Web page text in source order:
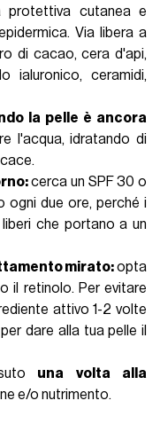
protettiva cutanea e
Via libera a
di cacao, cera d'api,
ialuronico, ceramidi,
la pelle è ancora
l'acqua, idratando di
cerca un SPF 30 o
ogni due ore, perché i
che portano a un
mirato:opta
il retinolo. Per evitare
attivo 1-2 volte
dare alla tua pelle il
una volta alla
e/o nutrimento.